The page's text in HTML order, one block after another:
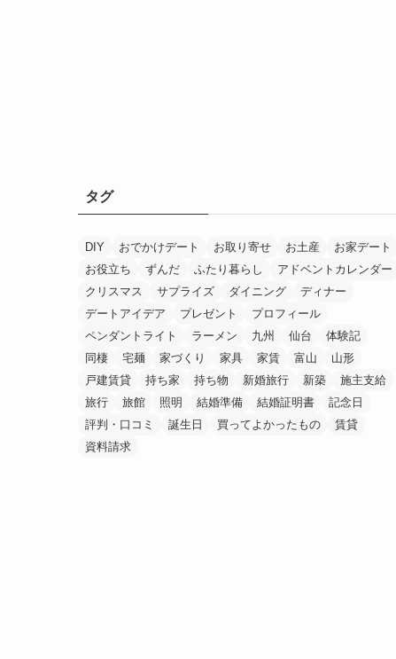
タグ
DIY おでかけデート お取り寄せ お土産
お家デート
お役立ち
ずんだ ふたり暮らし
アドベントカレンダー
クリスマス
サプライズ ダイニング
ディナー
デートアイデア
プレゼント
プロフィール
ペンダントライト
ラーメン 九州 仙台
体験記
同棲
宅麺 家づくり 家具 家賃 富山
山形
戸建賃貸
持ち家 持ち物 新婚旅行 新築
施主支給
旅行
旅館 照明 結婚準備 結婚証明書
記念日
評判・口コミ
誕生日 買ってよかったもの
賃貸
資料請求